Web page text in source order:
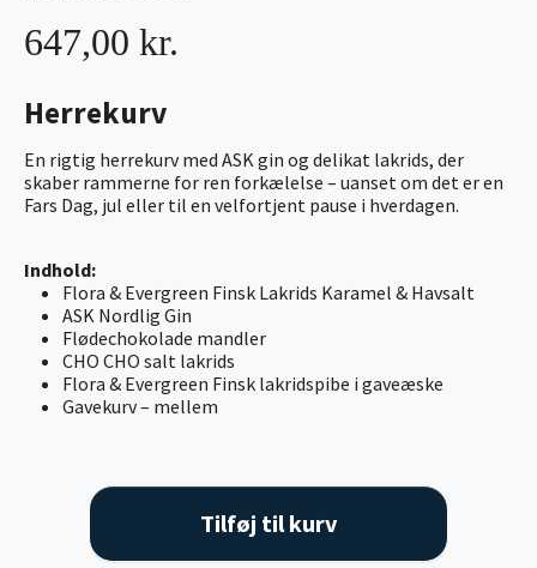
Herrekurv
En rigtig herrekurv med ASK gin og delikat lakrids, der
skaber rammerne for ren forkælelse – uanset om det er en
Fars Dag, jul eller til en velfortjent pause i hverdagen.
Indhold:
Flora & Evergreen Finsk Lakrids Karamel & Havsalt
ASK Nordlig Gin
Flødechokolade mandler
CHO CHO salt lakrids
Flora & Evergreen Finsk lakridspibe i gaveæske
Gavekurv – mellem
647,00 kr.
Tilføj til kurv